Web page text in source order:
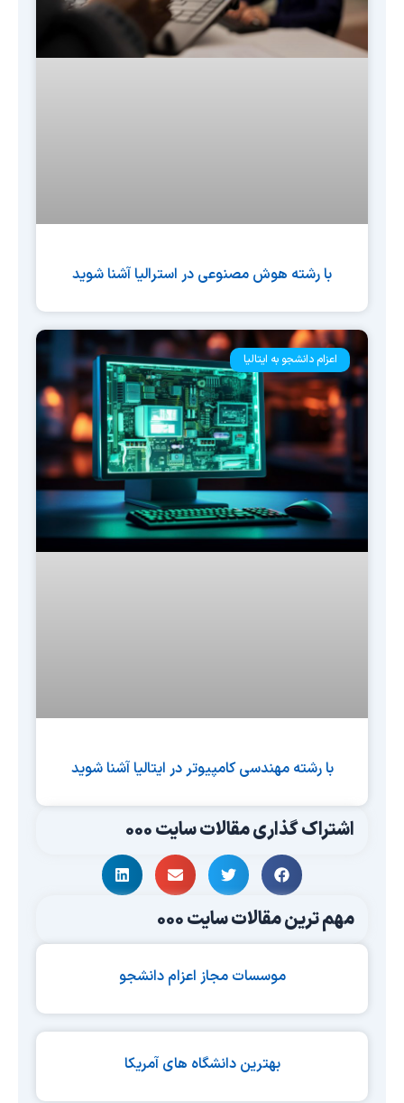
با رشته هوش مصنوعی در استرالیا آشنا شوید
اعزام دانشجو به ایتالیا
با رشته مهندسی کامپیوتر در ایتالیا آشنا شوید
اشتراک گذاری مقالات سایت 000
مهم ترین مقالات سایت 000
موسسات مجاز اعزام دانشجو
بهترین دانشگاه های آمریکا